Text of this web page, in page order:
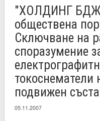
"ХОЛДИНГ
обществена
Сключване на
споразумение
токоснематели
подвижен
05.11.2007